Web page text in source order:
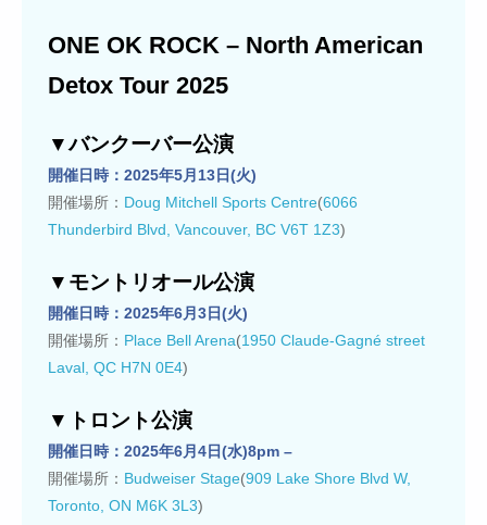
ONE OK ROCK – North American
Detox Tour 2025
▼バンクーバー公演
開催日時：2025年5月13日(火)
開催場所： Doug Mitchell Sports Centre(6066
Thunderbird Blvd, Vancouver, BC V6T 1Z3)
▼モントリオール公演
開催日時：2025年6月3日(火)
開催場所： Place Bell Arena(1950 Claude-Gagné street
Laval, QC H7N 0E4)
▼トロント公演
開催日時：2025年6月4日(水)8pm –
開催場所： Budweiser Stage(909 Lake Shore Blvd W,
Toronto, ON M6K 3L3)